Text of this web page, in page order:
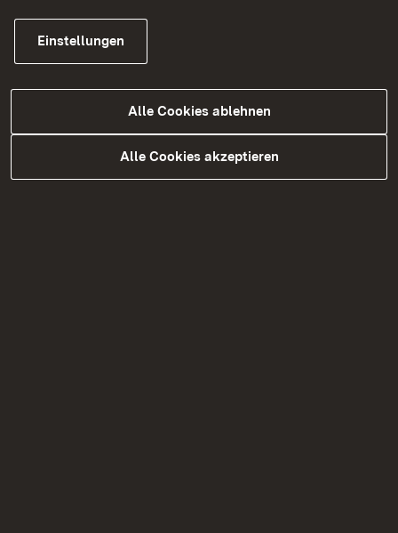
Einstellungen
Alle Cookies ablehnen
Alle Cookies akzeptieren